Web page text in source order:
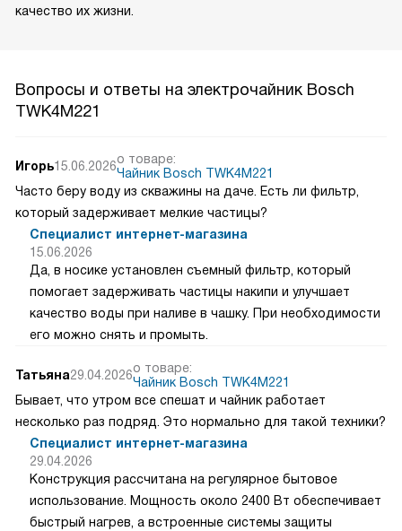
качество их жизни.
Вопросы и ответы на электрочайник Bosch
TWK4M221
Игорь15.06.2026о товаре:
Чайник Bosch TWK4M221
Часто беру воду из скважины на даче. Есть ли фильтр,
который задерживает мелкие частицы?
Специалист интернет-магазина
15.06.2026
Да, в носике установлен съемный фильтр, который
помогает задерживать частицы накипи и улучшает
качество воды при наливе в чашку. При необходимости
его можно снять и промыть.
Татьяна29.04.2026о товаре:
Чайник Bosch TWK4M221
Бывает, что утром все спешат и чайник работает
несколько раз подряд. Это нормально для такой техники?
Специалист интернет-магазина
29.04.2026
Конструкция рассчитана на регулярное бытовое
использование. Мощность около 2400 Вт обеспечивает
быстрый нагрев, а встроенные системы защиты